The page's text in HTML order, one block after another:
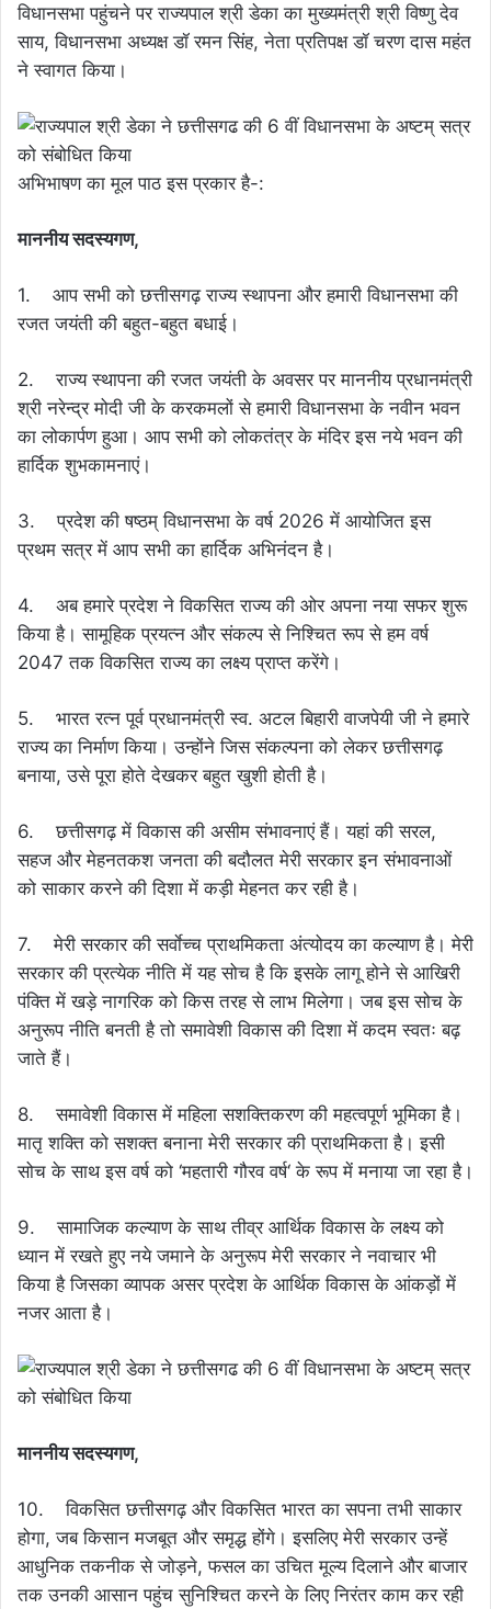
विधानसभा पहुंचने पर राज्यपाल श्री डेका का मुख्यमंत्री श्री विष्णु देव
साय, विधानसभा अध्यक्ष डॉ रमन सिंह, नेता प्रतिपक्ष डॉ चरण दास महंत
ने स्वागत किया।
अभिभाषण का मूल पाठ इस प्रकार है-:
माननीय सदस्यगण,
1. आप सभी को छत्तीसगढ़ राज्य स्थापना और हमारी विधानसभा की
रजत जयंती की बहुत-बहुत बधाई।
2. राज्य स्थापना की रजत जयंती के अवसर पर माननीय प्रधानमंत्री
श्री नरेन्द्र मोदी जी के करकमलों से हमारी विधानसभा के नवीन भवन
का लोकार्पण हुआ। आप सभी को लोकतंत्र के मंदिर इस नये भवन की
हार्दिक शुभकामनाएं।
3. प्रदेश की षष्ठम् विधानसभा के वर्ष 2026 में आयोजित इस
प्रथम सत्र में आप सभी का हार्दिक अभिनंदन है।
4. अब हमारे प्रदेश ने विकसित राज्य की ओर अपना नया सफर शुरू
किया है। सामूहिक प्रयत्न और संकल्प से निश्चित रूप से हम वर्ष
2047 तक विकसित राज्य का लक्ष्य प्राप्त करेंगे।
5. भारत रत्न पूर्व प्रधानमंत्री स्व. अटल बिहारी वाजपेयी जी ने हमारे
राज्य का निर्माण किया। उन्होंने जिस संकल्पना को लेकर छत्तीसगढ़
बनाया, उसे पूरा होते देखकर बहुत खुशी होती है।
6. छत्तीसगढ़ में विकास की असीम संभावनाएं हैं। यहां की सरल,
सहज और मेहनतकश जनता की बदौलत मेरी सरकार इन संभावनाओं
को साकार करने की दिशा में कड़ी मेहनत कर रही है।
7. मेरी सरकार की सर्वाेच्च प्राथमिकता अंत्योदय का कल्याण है। मेरी
सरकार की प्रत्येक नीति में यह सोच है कि इसके लागू होने से आखिरी
पंक्ति में खड़े नागरिक को किस तरह से लाभ मिलेगा। जब इस सोच के
अनुरूप नीति बनती है तो समावेशी विकास की दिशा में कदम स्वतः बढ़
जाते हैं।
8. समावेशी विकास में महिला सशक्तिकरण की महत्वपूर्ण भूमिका है।
मातृ शक्ति को सशक्त बनाना मेरी सरकार की प्राथमिकता है। इसी
सोच के साथ इस वर्ष को ‘महतारी गौरव वर्ष‘ के रूप में मनाया जा रहा है।
9. सामाजिक कल्याण के साथ तीव्र आर्थिक विकास के लक्ष्य को
ध्यान में रखते हुए नये जमाने के अनुरूप मेरी सरकार ने नवाचार भी
किया है जिसका व्यापक असर प्रदेश के आर्थिक विकास के आंकड़ों में
नजर आता है।
माननीय सदस्यगण,
10. विकसित छत्तीसगढ़ और विकसित भारत का सपना तभी साकार
होगा, जब किसान मजबूत और समृद्ध होंगे। इसलिए मेरी सरकार उन्हें
आधुनिक तकनीक से जोड़ने, फसल का उचित मूल्य दिलाने और बाजार
तक उनकी आसान पहुंच सुनिश्चित करने के लिए निरंतर काम कर रही